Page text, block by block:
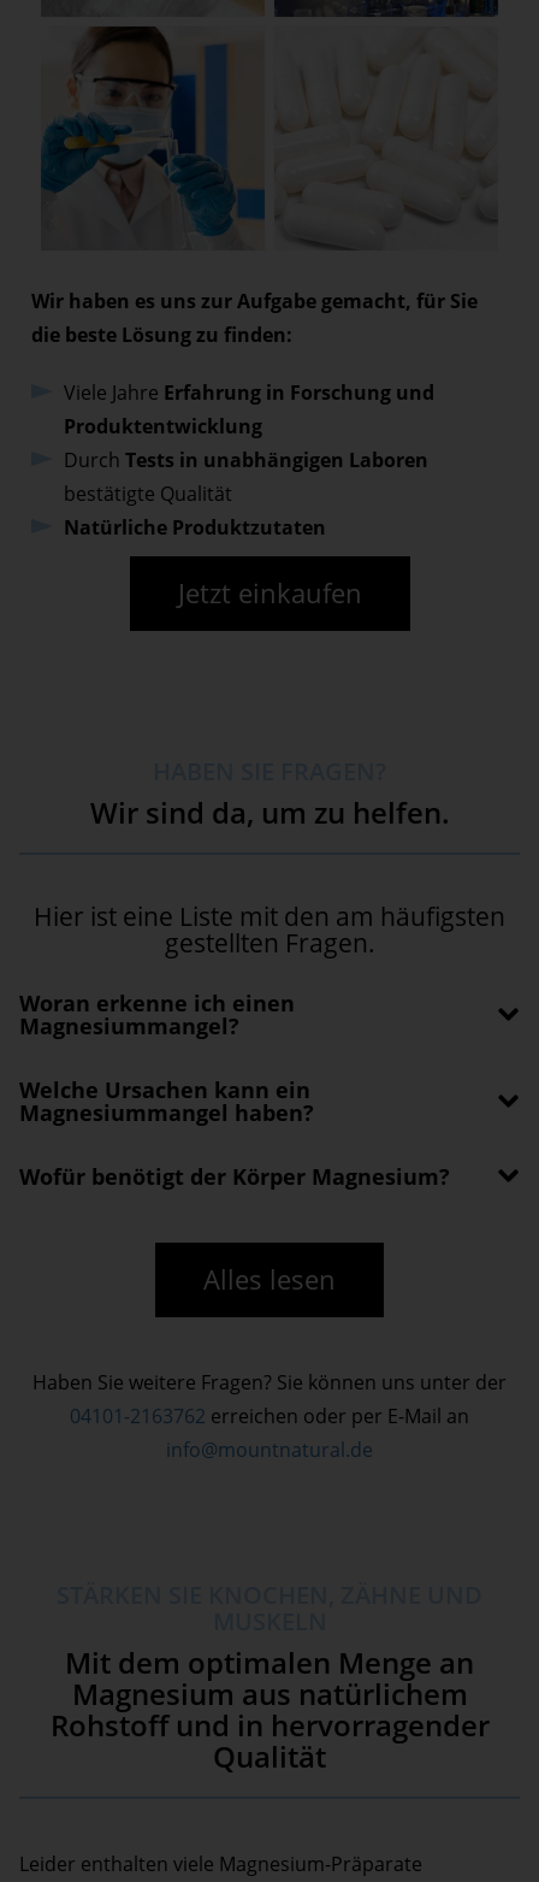
Wir haben es uns zur Aufgabe gemacht, für Sie
die beste Lösung zu finden:
Viele Jahre Erfahrung in Forschung und
Produktentwicklung
Durch Tests in unabhängigen Laboren
bestätigte Qualität
Natürliche Produktzutaten
Jetzt einkaufen
Wir sind da, um zu helfen.
Hier ist eine Liste mit den am häufigsten
gestellten Fragen.
Woran erkenne ich einen
Magnesiummangel?
Welche Ursachen kann ein
Magnesiummangel haben?
Wofür benötigt der Körper Magnesium?
Alles lesen
Haben Sie weitere Fragen? Sie können uns unter der
04101-2163762 erreichen oder per E-Mail an
info@mountnatural.de
Mit dem optimalen Menge an
Magnesium aus natürlichem
Rohstoff und in hervorragender
Qualität
Leider enthalten viele Magnesium-Präparate